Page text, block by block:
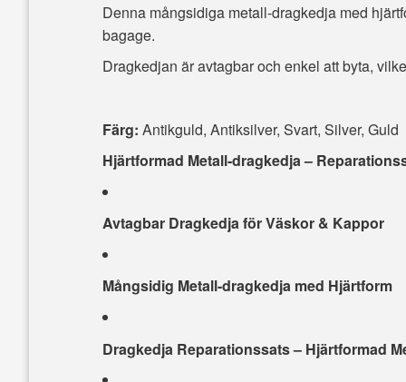
Denna mångsidiga metall-dragkedja med
bagage.
Dragkedjan är avtagbar och enkel att byta,
Färg: Antikguld, Antiksilver, Svart, Silver, Guld
Hjärtformad Metall-dragkedja –
Avtagbar Dragkedja för Väskor & Kappor
Mångsidig Metall-dragkedja med Hjärtform
Dragkedja Reparationssats – Hjärtformad